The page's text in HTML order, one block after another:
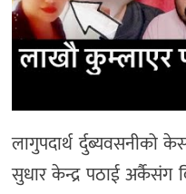
लागुपदार्थ र्दुब्यवसनीको
सुधार केन्द्र पठाई अर्कैसंग